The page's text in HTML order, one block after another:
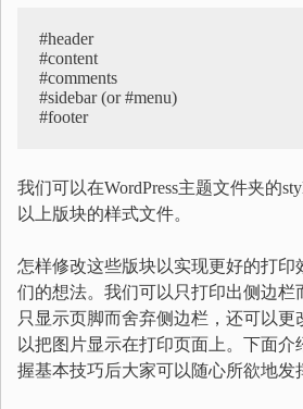
#header
#content
#comments
#sidebar (or #menu)
#footer
我们可以在WordPress主题文件夹的
以上版块的样式文件。
怎样修改这些版块以实现更好的打印
们的想法。我们可以只打印出侧边栏
只显示页脚而舍弃侧边栏，还可以
以把图片显示在打印页面上。下面
握基本技巧后大家可以随心所欲地发